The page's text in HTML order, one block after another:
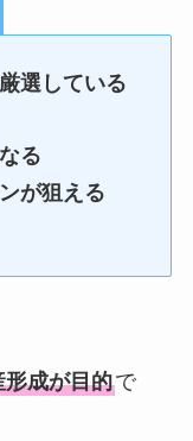
選している
る
が狙える
成が目的で